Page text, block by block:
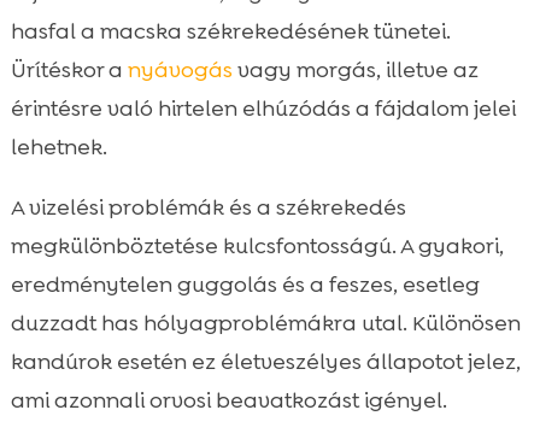
hasfal a macska székrekedésének tünetei.
Ürítéskor a nyávogás vagy morgás, illetve az
érintésre való hirtelen elhúzódás a fájdalom jelei
lehetnek.
A vizelési problémák és a székrekedés
megkülönböztetése kulcsfontosságú. A gyakori,
eredménytelen guggolás és a feszes, esetleg
duzzadt has hólyagproblémákra utal. Különösen
kandúrok esetén ez életveszélyes állapotot jelez,
ami azonnali orvosi beavatkozást igényel.